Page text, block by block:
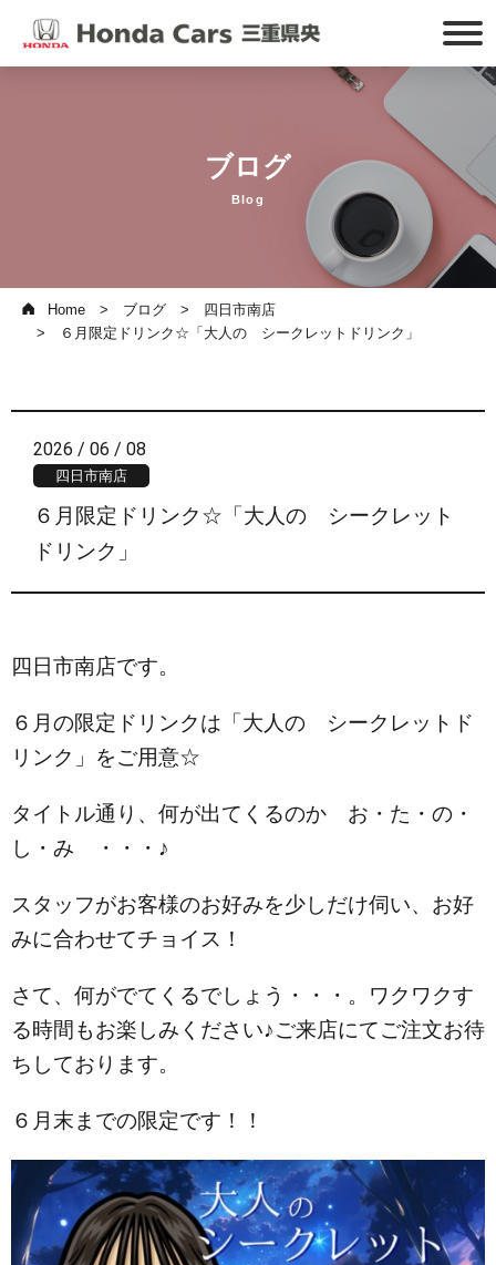
ブログ
Blog
Home ブログ
四日市南店
６月限定ドリンク☆「大人の シークレットドリンク」
2026 / 06 / 08
四日市南店
６月限定ドリンク☆「大人の シークレット
ドリンク」
四日市南店です。
６月の限定ドリンクは「大人の シークレットド
リンク」をご用意☆
タイトル通り、何が出てくるのか お・た・の・
し・み ・・・♪
スタッフがお客様のお好みを少しだけ伺い、お好
みに合わせてチョイス！
さて、何がでてくるでしょう・・・。ワクワクす
る時間もお楽しみください♪ご来店にてご注文お待
ちしております。
６月末までの限定です！！